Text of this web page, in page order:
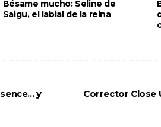
Bésame mucho: Seline de
Saigu, el labial de la reina
Corrector Close
y